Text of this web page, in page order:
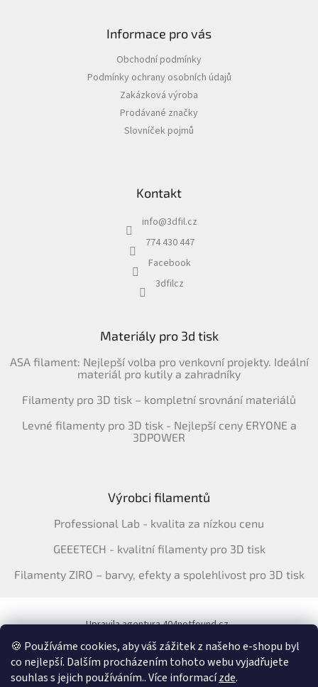
🍪 Používáme cookies, aby váš zážitek z našeho e-shopu byl
co nejlepší. Dalším procházením tohoto webu vyjadřujete
souhlas s jejich používáním.. Více informacízde.
Informace pro vás
Obchodní podmínky
Podmínky ochrany osobních údajů
Zakázková výroba
Prodávané značky
Slovníček pojmů
Kontakt
info@3dfil.cz
774 430 447
Facebook
3dfilcz
Materiály pro 3d tisk
ASA filament: Nejlepší volba pro venkovní projekty. Ideální
materiál pro kutily a zahradníky
Filamenty pro 3D tisk – kompletní srovnání materiálů
Levné filamenty pro 3D tisk - Nejlepší ceny ERYONE a
3DPOWER
Výrobci filamentů
Professional Lab - kvalita za nízkou cenu
GEEETECH - kvalitní filamenty pro 3D tisk
Filamenty ZIRO – barvy, efekty a spolehlivost pro 3D tisk
Upravila agentura 404notfound.cz
Katalog filamentů ERYONE pro ČR